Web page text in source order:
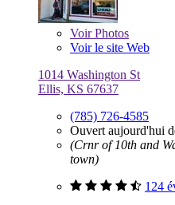
VoirPhotos
Voir le site Web
1014 Washington St
Ellis, KS 67637
(785) 726-4585
Ouvert aujourd'hui
(Crnr of 10th and
town)
124